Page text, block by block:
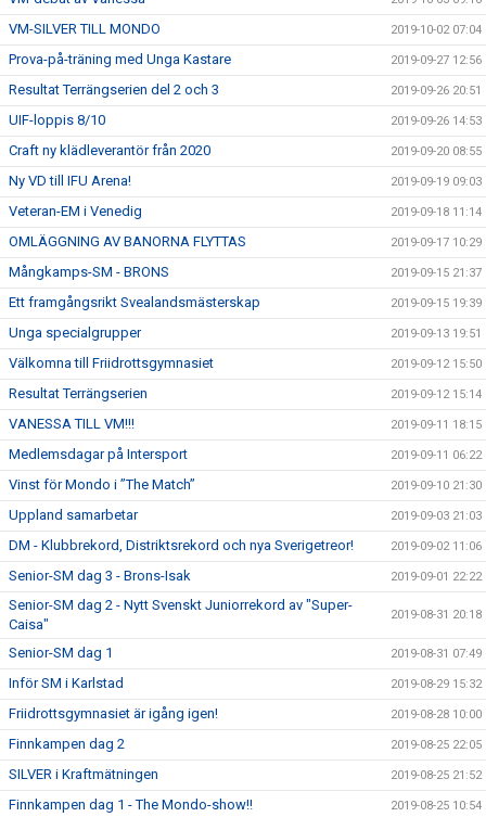
VM-SILVER TILL MONDO 2019-10-02 07:04
Prova-på-träning med Unga Kastare 2019-09-27 12:56
Resultat Terrängserien del 2 och 3 2019-09-26 20:51
UIF-loppis 8/10 2019-09-26 14:53
Craft ny klädleverantör från 2020 2019-09-20 08:55
Ny VD till IFU Arena! 2019-09-19 09:03
Veteran-EM i Venedig 2019-09-18 11:14
OMLÄGGNING AV BANORNA FLYTTAS 2019-09-17 10:29
Mångkamps-SM - BRONS 2019-09-15 21:37
Ett framgångsrikt Svealandsmästerskap 2019-09-15 19:39
Unga specialgrupper 2019-09-13 19:51
Välkomna till Friidrottsgymnasiet 2019-09-12 15:50
Resultat Terrängserien 2019-09-12 15:14
VANESSA TILL VM!!! 2019-09-11 18:15
Medlemsdagar på Intersport 2019-09-11 06:22
Vinst för Mondo i ”The Match” 2019-09-10 21:30
Uppland samarbetar 2019-09-03 21:03
DM - Klubbrekord, Distriktsrekord och nya Sverigetreor! 2019-09-02 11:06
Senior-SM dag 3 - Brons-Isak 2019-09-01 22:22
Senior-SM dag 2 - Nytt Svenskt Juniorrekord av "Super-
Caisa"
2019-08-31 20:18
Senior-SM dag 1 2019-08-31 07:49
Inför SM i Karlstad 2019-08-29 15:32
Friidrottsgymnasiet är igång igen! 2019-08-28 10:00
Finnkampen dag 2 2019-08-25 22:05
SILVER i Kraftmätningen 2019-08-25 21:52
Finnkampen dag 1 - The Mondo-show!! 2019-08-25 10:54